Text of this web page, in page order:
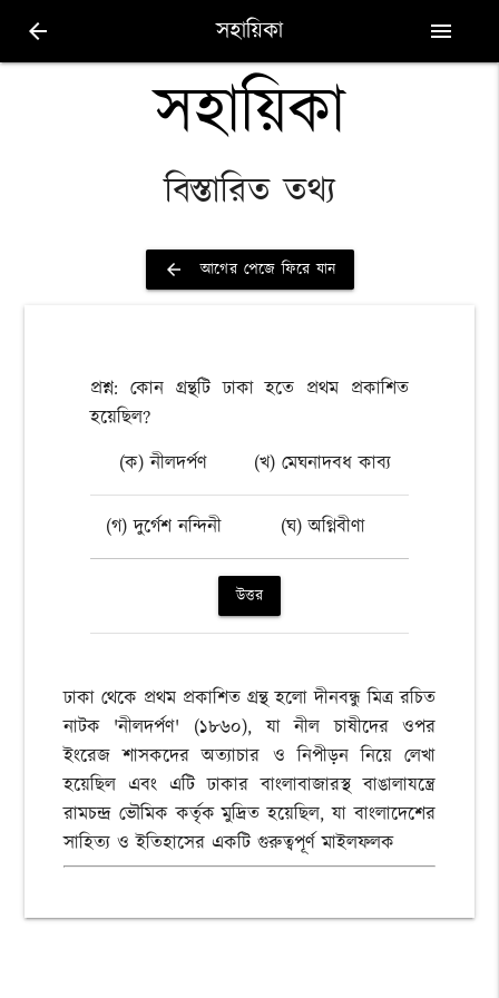
arrow_back সহায়িকা menu
সহায়িকা
বিস্তারিত তথ্য
arrow_back আগের পেজে ফিরে যান
প্রশ্ন: কোন গ্রন্থটি ঢাকা হতে প্রথম প্রকাশিত
হয়েছিল?
(ক) নীলদর্পণ
(খ) মেঘনাদবধ কাব্য
(গ) দুর্গেশ নন্দিনী (ঘ) অগ্নিবীণা
উত্তর
ঢাকা থেকে প্রথম প্রকাশিত গ্রন্থ হলো দীনবন্ধু মিত্র রচিত
নাটক 'নীলদর্পণ' (১৮৬০), যা নীল চাষীদের ওপর
ইংরেজ শাসকদের অত্যাচার ও নিপীড়ন নিয়ে লেখা
হয়েছিল এবং এটি ঢাকার বাংলাবাজারস্থ বাঙালাযন্ত্রে
রামচন্দ্র ভৌমিক কর্তৃক মুদ্রিত হয়েছিল, যা বাংলাদেশের
সাহিত্য ও ইতিহাসের একটি গুরুত্বপূর্ণ মাইলফলক